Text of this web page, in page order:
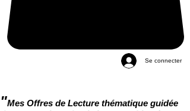
Se connecter
"Mes Offres de Lecture thématique guidée